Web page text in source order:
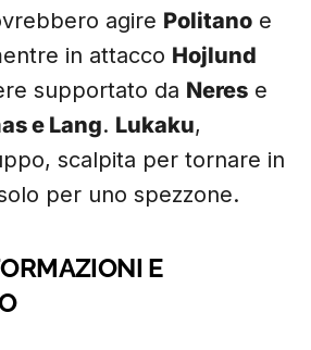
agire Politano e
in attacco Hojlund
supportato da Neres e
e Lang. Lukaku,
scalpita per tornare in
per uno spezzone.
E